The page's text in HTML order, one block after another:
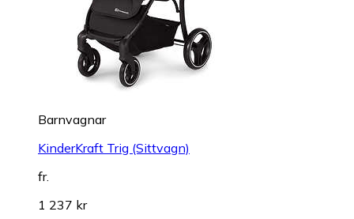
Barnvagnar
KinderKraft Trig (Sittvagn)
fr.
1 237 kr